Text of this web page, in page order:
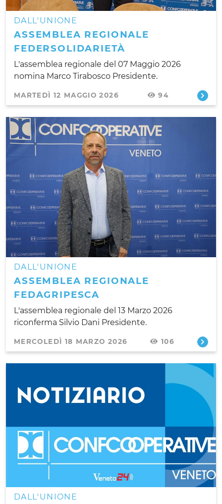
DALL'UNIONE
ASSEMBLEA REGIONALE
FEDERSOLIDARIETÀ
L'assemblea regionale del 07 Maggio 2026
nomina Marco Tirabosco Presidente.
MARTEDÌ 12 MAGGIO 2026 94
DALL'UNIONE
ASSEMBLEA REGIONALE
FEDAGRIPESCA
L'assemblea regionale del 13 Marzo 2026
riconferma Silvio Dani Presidente.
MERCOLEDÌ 18 MARZO 2026 106
DALL'UNIONE